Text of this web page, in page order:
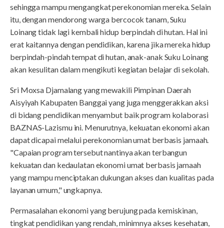
sehingga mampu mengangkat perekonomian mereka. Selain
itu, dengan mendorong warga bercocok tanam, Suku
Loinang tidak lagi kembali hidup berpindah di hutan. Hal ini
erat kaitannya dengan pendidikan, karena jika mereka hidup
berpindah-pindah tempat di hutan, anak-anak Suku Loinang
akan kesulitan dalam mengikuti kegiatan belajar di sekolah.
Sri Moxsa Djamalang yang mewakili Pimpinan Daerah
Aisyiyah Kabupaten Banggai yang juga menggerakkan aksi
di bidang pendidikan menyambut baik program kolaborasi
BAZNAS-Lazismu ini. Menurutnya, kekuatan ekonomi akan
dapat dicapai melalui perekonomian umat berbasis jamaah.
"Capaian program tersebut nantinya akan terbangun
kekuatan dan kedaulatan ekonomi umat berbasis jamaah
yang mampu menciptakan dukungan akses dan kualitas pada
layanan umum," ungkapnya.
Permasalahan ekonomi yang berujung pada kemiskinan,
tingkat pendidikan yang rendah, minimnya akses kesehatan,